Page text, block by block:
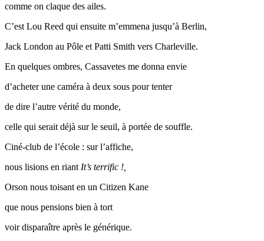
comme on claque des ailes.
C’est Lou Reed qui ensuite m’emmena jusqu’à Berlin,
Jack London au Pôle et Patti Smith vers Charleville.
En quelques ombres, Cassavetes me donna envie
d’acheter une caméra à deux sous pour tenter
de dire l’autre vérité du monde,
celle qui serait déjà sur le seuil, à portée de souffle.
Ciné-club de l’école : sur l’affiche,
nous lisions en riant It’s terrific !,
Orson nous toisant en un Citizen Kane
que nous pensions bien à tort
voir disparaître après le générique.